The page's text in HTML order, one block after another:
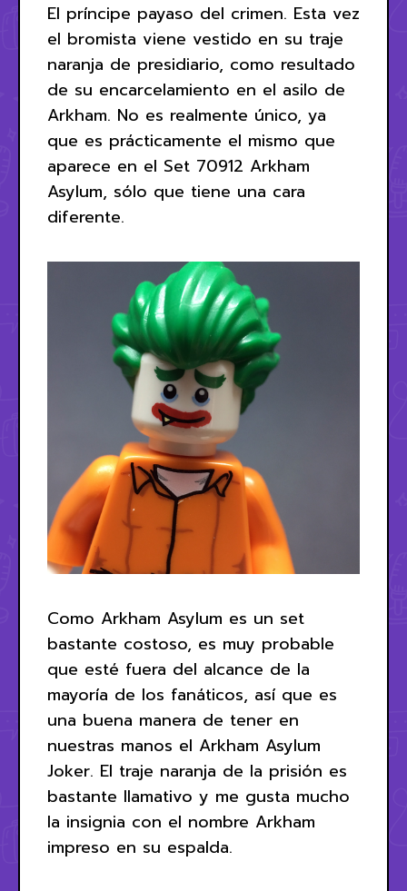
El príncipe payaso del crimen. Esta vez
el bromista viene vestido en su traje
naranja de presidiario, como resultado
de su encarcelamiento en el asilo de
Arkham. No es realmente único, ya
que es prácticamente el mismo que
aparece en el Set 70912 Arkham
Asylum, sólo que tiene una cara
diferente.
Como Arkham Asylum es un set
bastante costoso, es muy probable
que esté fuera del alcance de la
mayoría de los fanáticos, así que es
una buena manera de tener en
nuestras manos el Arkham Asylum
Joker. El traje naranja de la prisión es
bastante llamativo y me gusta mucho
la insignia con el nombre Arkham
impreso en su espalda.